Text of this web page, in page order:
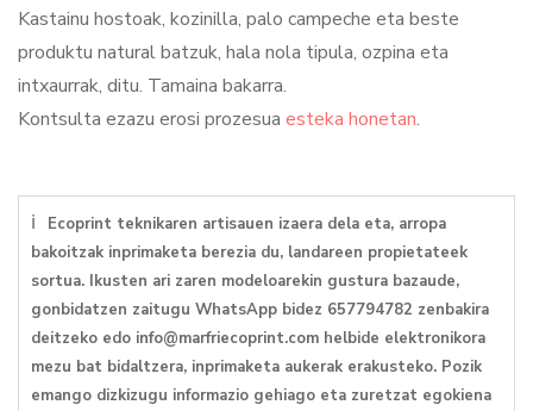
Kastainu hostoak, kozinilla, palo campeche eta beste
produktu natural batzuk, hala nola tipula, ozpina eta
intxaurrak, ditu. Tamaina bakarra.
Kontsulta ezazu erosi prozesua esteka honetan.
ℹ
Ecoprint teknikaren artisauen izaera dela eta, arropa
bakoitzak inprimaketa berezia du, landareen propietateek
sortua. Ikusten ari zaren modeloarekin gustura bazaude,
gonbidatzen zaitugu WhatsApp bidez 657794782 zenbakira
deitzeko edo info@marfriecoprint.com helbide elektronikora
mezu bat bidaltzera, inprimaketa aukerak erakusteko. Pozik
emango dizkizugu informazio gehiago eta zuretzat egokiena